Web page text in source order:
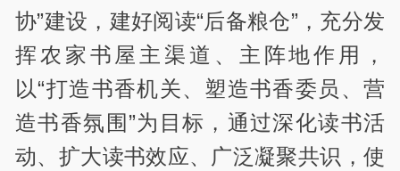
协”建设，建好阅读“后备粮仓”，充分发
挥农家书屋主渠道、主阵地作用，
以“打造书香机关、塑造书香委员、营
造书香氛围”为目标，通过深化读书活
动、扩大读书效应、广泛凝聚共识，使